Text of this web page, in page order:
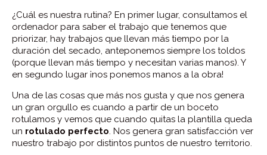
¿Cuál es nuestra rutina? En primer lugar, consultamos el
ordenador para saber el trabajo que tenemos que
priorizar, hay trabajos que llevan más tiempo por la
duración del secado, anteponemos siempre los toldos
(porque llevan más tiempo y necesitan varias manos). Y
en segundo lugar ¡nos ponemos manos a la obra!
Una de las cosas que más nos gusta y que nos genera
un gran orgullo es cuando a partir de un boceto
rotulamos y vemos que cuando quitas la plantilla queda
un rotulado perfecto . Nos genera gran satisfacción ver
nuestro trabajo por distintos puntos de nuestro territorio.